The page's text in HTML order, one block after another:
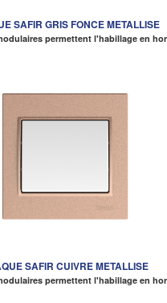
SAFIR GRIS FONCE METALLISE
permettent l'habillage en
SAFIR CUIVRE METALLISE
permettent l'habillage en